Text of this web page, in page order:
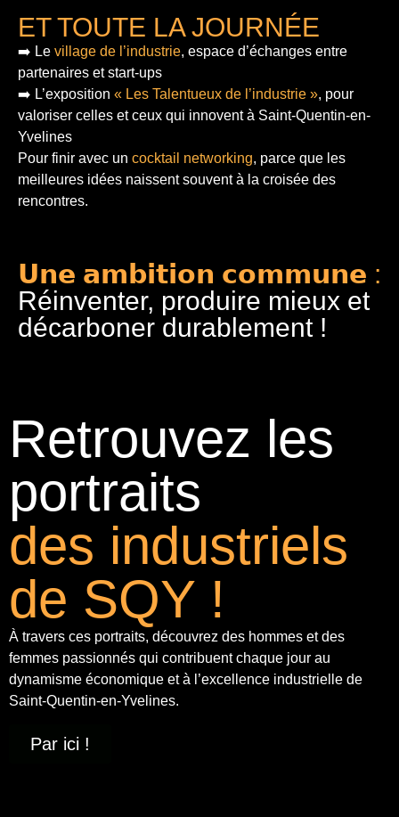
ET TOUTE LA JOURNÉE
➡️ Le village de l’industrie, espace d’échanges entre
partenaires et start-ups
➡️ L’exposition « Les Talentueux de l’industrie », pour
valoriser celles et ceux qui innovent à Saint-Quentin-en-
Yvelines
Pour finir avec un cocktail networking, parce que les
meilleures idées naissent souvent à la croisée des
rencontres.
𝗨𝗻𝗲 𝗮𝗺𝗯𝗶𝘁𝗶𝗼𝗻 𝗰𝗼𝗺𝗺𝘂𝗻𝗲 :
Réinventer, produire mieux et
décarboner durablement !
Retrouvez les
portraits
des industriels
de SQY !
À travers ces portraits, découvrez des hommes et des
femmes passionnés qui contribuent chaque jour au
dynamisme économique et à l’excellence industrielle de
Saint-Quentin-en-Yvelines.
Par ici !